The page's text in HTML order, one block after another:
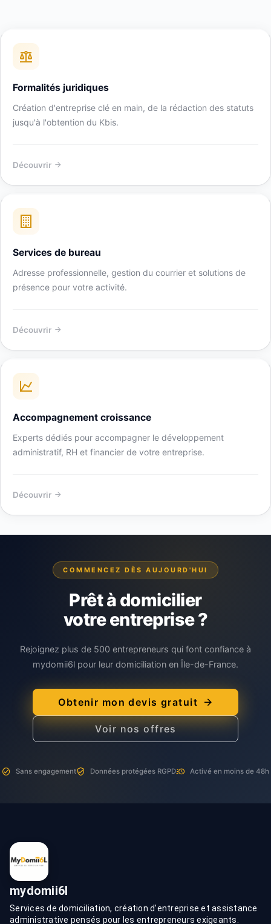
Formalités juridiques
Création d'entreprise clé en main, de la rédaction des statuts
jusqu'à l'obtention du Kbis.
Découvrir
Services de bureau
Adresse professionnelle, gestion du courrier et solutions de
présence pour votre activité.
Découvrir
Accompagnement croissance
Experts dédiés pour accompagner le développement
administratif, RH et financier de votre entreprise.
Découvrir
COMMENCEZ DÈS AUJOURD'HUI
Prêt à domicilier
votre entreprise ?
Rejoignez plus de 500 entrepreneurs qui font confiance à
mydomii6l pour leur domiciliation en Île-de-France.
Obtenir mon devis gratuit
Voir nos offres
Sans engagement Données protégées RGPD Activé en moins de 48h
mydomii6l
Services de domiciliation, création d’entreprise et assistance
administrative pensés pour les entrepreneurs exigeants.